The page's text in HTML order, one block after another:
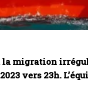
la migration
vers 23h.